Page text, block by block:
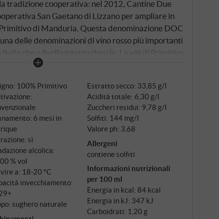
tradizione cooperativa: nel 2012, Cantine Due
San Gaetano di Lizzano per ampliare in
di Manduria. Questa denominazione DOC
delle denominazioni di vino rosso più importanti
Italia che a livello internazionale. Le viti di Primitivo
rossi di Manduria, la cui struttura argillo-
decisiva sul carattere del vino. Le uve
cassette a fine agosto o inizio settembre,
per garantire la massima qualità. Dopo la
il SanGaetano matura per sei mesi in
di invecchiamento che affina i tannini e
complessità.
100% Primitivo
6 mesi in
sì
alcolica:
% vol
a: 18‑20 °C
invecchiamento:
sughero naturale
Estratto secco: 33,85 g/l
Acidità totale: 6,30 g/l
Zuccheri residui: 9,78 g/l
Solfiti: 144 mg/l
Valore ph: 3,68
Allergeni
contiene solfiti
Informazioni nutrizionali
per 100 ml
Energia in kcal: 84 kcal
Energia in kJ: 347 kJ
Carboidrati: 1,20 g